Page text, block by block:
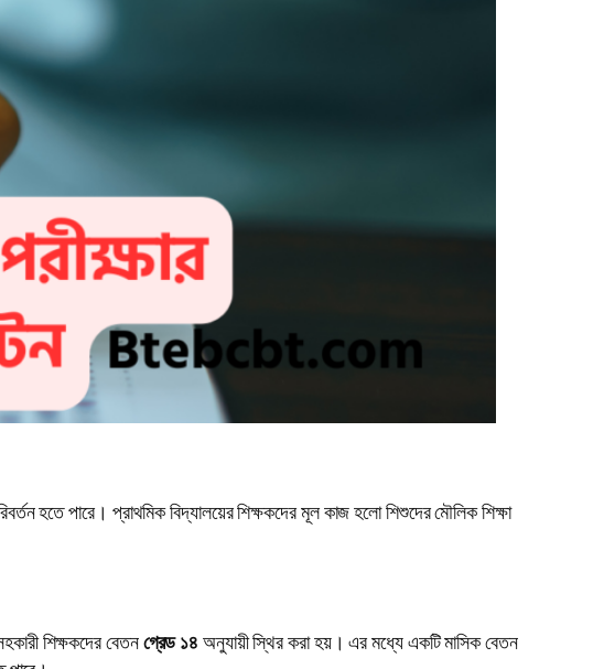
হতে পারে। প্রাথমিক বিদ্যালয়ের শিক্ষকদের মূল কাজ হলো শিশুদের মৌলিক শিক্ষা
শিক্ষকদের বেতনগ্রেড ১৪ অনুযায়ী স্থির করা হয়। এর মধ্যে একটি মাসিক বেতন